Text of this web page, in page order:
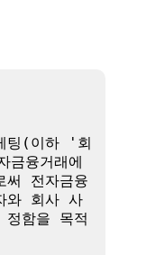
팅(이하 '회
융거래에
써 전자금융
와 회사 사
정함을 목적